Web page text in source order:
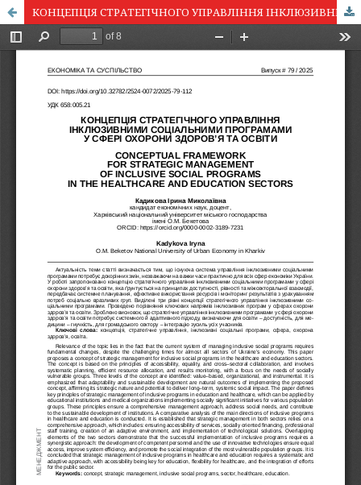
КОНЦЕПЦІЯ СТРАТЕГІЧНОГО УПРАВЛІННЯ ІНКЛЮЗИВНИМИ СОЦІАЛЬНИМИ ПРОГРАМАМИ У СФЕРІ ОХОРОНИ ЗДОРОВ’Я ТА ОСВІТИ